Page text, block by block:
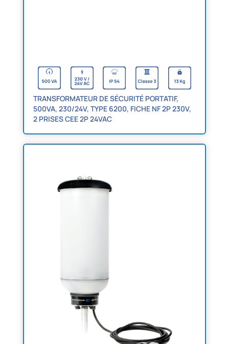
TRANSFORMATEUR DE SÉCURITÉ PORTATIF,
500VA, 230/24V, TYPE 6200, FICHE NF 2P 230V,
2 PRISES CEE 2P 24VAC